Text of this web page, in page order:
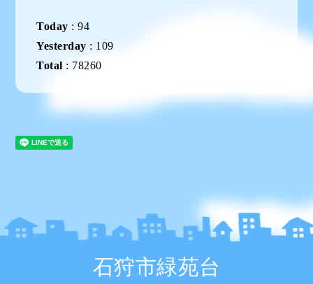
Today :94
Yesterday : 109
Total : 78260
石狩市緑苑台